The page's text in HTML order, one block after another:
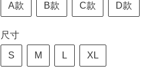
A款 B款 C款 D款
尺寸
S M L XL